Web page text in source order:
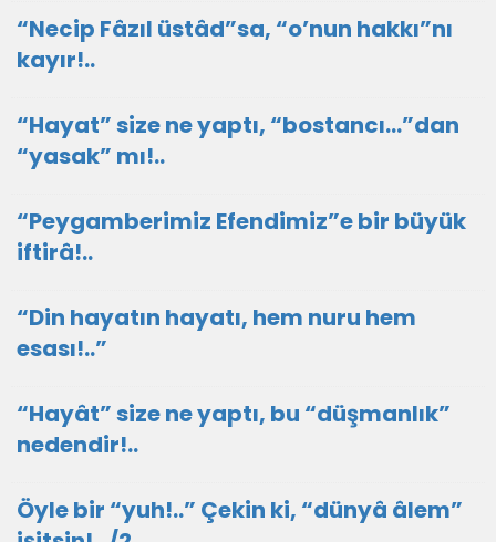
“Necip Fâzıl üstâd”sa, “o’nun hakkı”nı
kayır!..
“Hayat” size ne yaptı, “bostancı…”dan
“yasak” mı!..
​“Peygamberimiz Efendimiz”e bir büyük
iftirâ!..
“Din hayatın hayatı, hem nuru hem
esası!..”
“Hayât” size ne yaptı, bu “düşmanlık”
nedendir!..
Öyle bir “yuh!..” Çekin ki, “dünyâ âlem”